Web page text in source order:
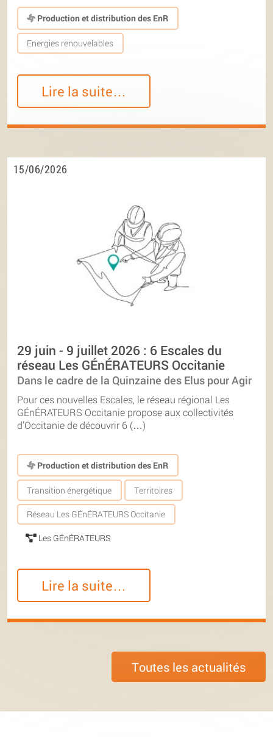
Production et distribution des EnR
Energies renouvelables
Lire la suite…
15/06/2026
29 juin - 9 juillet 2026 : 6 Escales du
réseau Les GÉnÉRATEURS Occitanie
Dans le cadre de la Quinzaine des Elus pour Agir
Pour ces nouvelles Escales, le réseau régional Les
GÉnÉRATEURS Occitanie propose aux collectivités
d’Occitanie de découvrir 6 (…)
Production et distribution des EnR
Transition énergétique Territoires
Réseau Les GÉnÉRATEURS Occitanie
Les GÉnÉRATEURS
Lire la suite…
Toutes les actualités